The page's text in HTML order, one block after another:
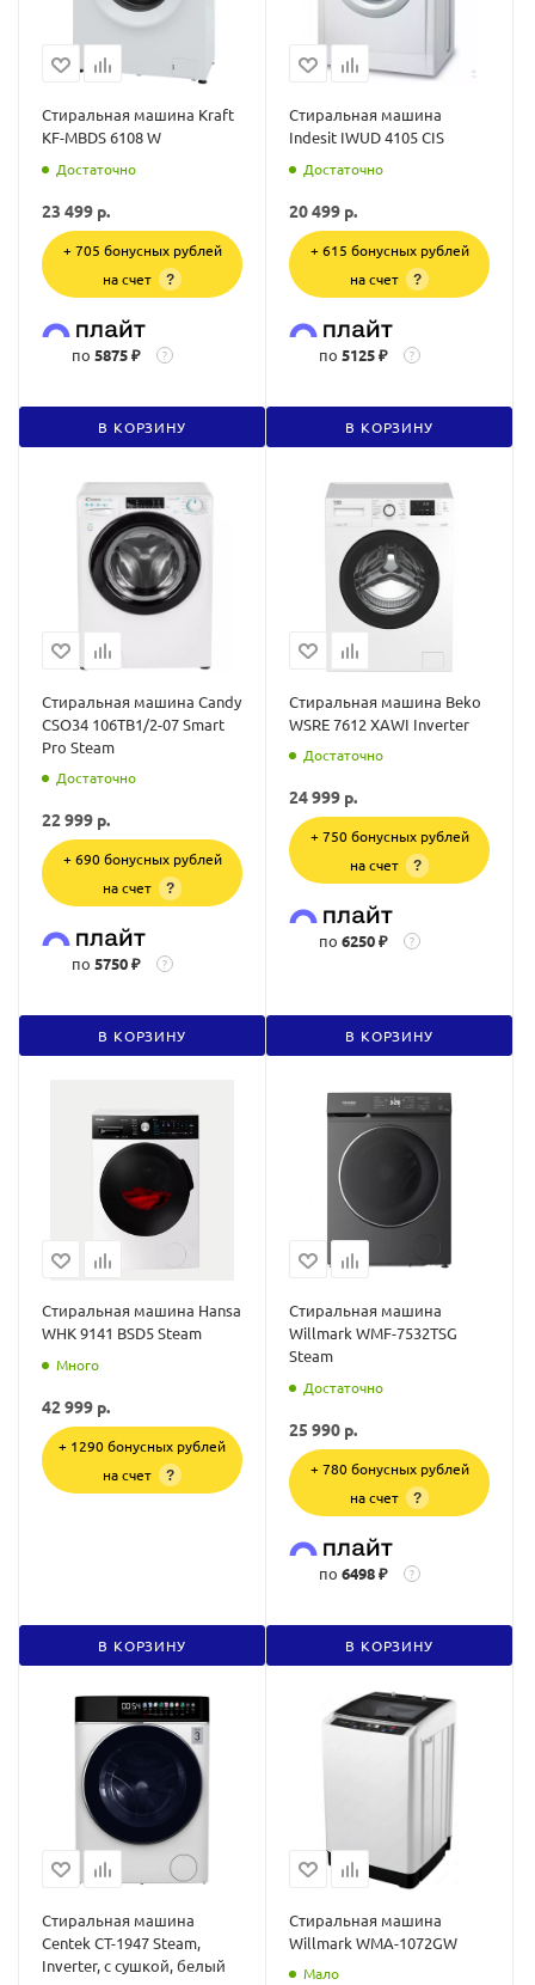
Стиральная машина Kraft
KF-MBDS 6108 W
Достаточно
23 499 р.
+ 705 бонусных рублей
на счет
?
по 5875 ₽ ?
В КОРЗИНУ
Стиральная машина
Indesit IWUD 4105 CIS
Достаточно
20 499 р.
+ 615 бонусных рублей
на счет
?
по 5125 ₽ ?
В КОРЗИНУ
Стиральная машина Candy
CSO34 106TB1/2-07 Smart
Pro Steam
Достаточно
22 999 р.
+ 690 бонусных рублей
на счет
?
по 5750 ₽ ?
В КОРЗИНУ
Стиральная машина Beko
WSRE 7612 XAWI Inverter
Достаточно
24 999 р.
+ 750 бонусных рублей
на счет
?
по 6250 ₽ ?
В КОРЗИНУ
Стиральная машина Hansa
WHK 9141 BSD5 Steam
Много
42 999 р.
+ 1290 бонусных рублей
на счет
?
В КОРЗИНУ
Стиральная машина
Willmark WMF-7532TSG
Steam
Достаточно
25 990 р.
+ 780 бонусных рублей
на счет
?
по 6498 ₽ ?
В КОРЗИНУ
Стиральная машина
Centek CT-1947 Steam,
Inverter, с сушкой, белый
Стиральная машина
Willmark WMA-1072GW
Мало